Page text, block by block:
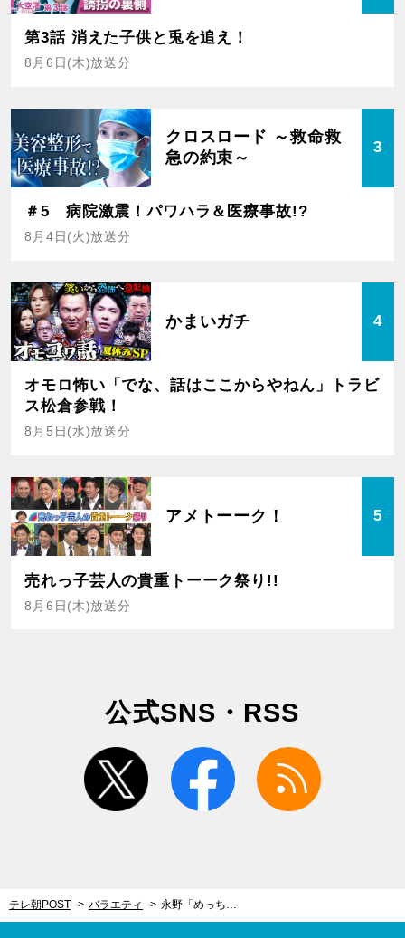
第3話 消えた子供と兎を追え！
8月6日(木)放送分
クロスロード ～救命救
急の約束～
3
＃5 病院激震！パワハラ＆医療事故!?
8月4日(火)放送分
かまいガチ 4
オモロ怖い「でな、話はここからやねん」トラビ
ス松倉参戦！
8月5日(水)放送分
アメトーーク！ 5
売れっ子芸人の貴重トーーク祭り!!
8月6日(木)放送分
公式SNS・RSS
twitter facebook
テレ朝POST バラエティ 永野「めっちゃくちゃ読みたくなる」と衝撃 『浦島太郎』バッドエンドに別ルートがあった！